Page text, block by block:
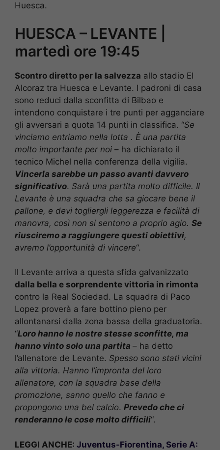
Huesca.
HUESCA – LEVANTE |
martedì ore 19:45
Scontro diretto per la salvezza allo stadio El
Alcoraz tra Huesca e Levante. I padroni di casa
sono reduci dalla sconfitta di Bilbao e
intendono conquistare i tre punti per agganciare
gli avversari a quota 14 punti in classifica. “Se
vinciamo entriamo nella lotta . È una partita
molto importante per noi – ha dichiarato il
tecnico Michel nella conferenza della vigilia.
Vincerla sarebbe un passo avanti davvero
significativo. Sarà una partita molto difficile. Il
Levante è una squadra che sa giocare bene il
pallone, e devi togliergli leggerezza e facilità di
manovra, così non si sentono a proprio agio. Se
riusciremo a raggiungere questi obiettivi,
avremo l’opportunità di vincere“.
Il Levante arriva a questa sfida galvanizzato
dalla bella e sorprendente vittoria in rimonta
contro la Real Sociedad. La squadra di Paco
Lopez proverà a fare bottino pieno per
allontanarsi dalla zona bassa della graduatoria.
“Loro hanno le nostre stesse sconfitte, ma
hanno vinto solo una partita – ha detto
l’allenatore de Levante. Spesso sono stati vicini
alla vittoria. Hanno l’impronta del loro
allenatore, con la squadra base della
promozione, sanno quello che fanno e
propongono una bel calcio. Prevedo che ci
renderanno le cose molto difficili“.
LEGGI ANCHE: Juventus-Fiorentina, Serie A: